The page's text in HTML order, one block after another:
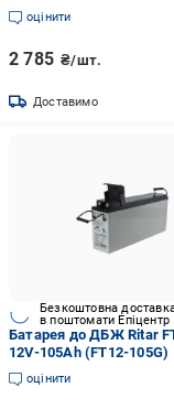
оцінити
2 785 ₴/шт.
Доставимо
Безкоштовна
в поштомати Епіцентр
Батарея до ДБЖ Ritar
12V-105Ah (FT12-105G)
оцінити